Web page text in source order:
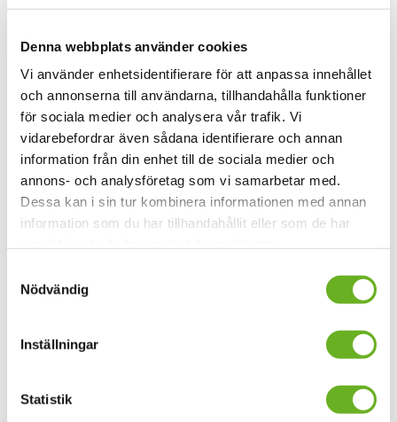
Denna webbplats använder cookies
Vi använder enhetsidentifierare för att anpassa innehållet
och annonserna till användarna, tillhandahålla funktioner
för sociala medier och analysera vår trafik. Vi
vidarebefordrar även sådana identifierare och annan
information från din enhet till de sociala medier och
annons- och analysföretag som vi samarbetar med.
Dessa kan i sin tur kombinera informationen med annan
information som du har tillhandahållit eller som de har
Nödvändig
Inställningar
Statistik
2023.
Läs mer om utbildningen
Behörighet
Så här söker du